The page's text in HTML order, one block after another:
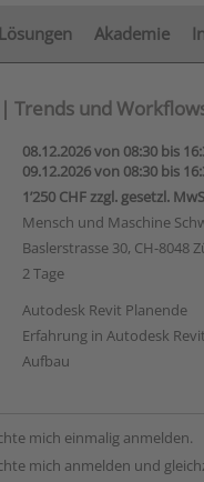
Lösungen Akademie
Trends und
08.12.2026 von 08:30 bis
09.12.2026 von 08:30 bis
1’250 CHF zzgl. gesetzl.
Mensch und Maschine
Baslerstrasse 30, CH-8048
2 Tage
Autodesk Revit Planende
Erfahrung in Autodesk Revit
Aufbau
mich einmalig anmelden.
mich anmelden und